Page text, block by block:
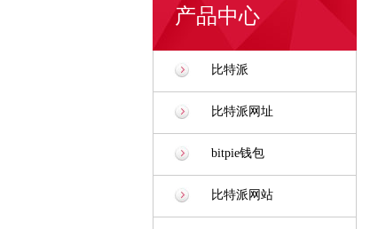
产品中心
比特派
比特派网址
bitpie钱包
比特派网站